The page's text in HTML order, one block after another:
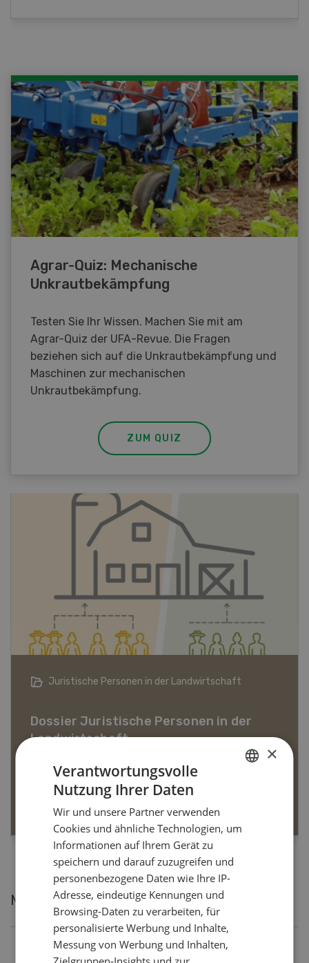
Agrar-Quiz: Mechanische
Unkrautbekämpfung
Testen Sie Ihr Wissen. Machen Sie mit am
Agrar-Quiz der UFA-Revue. Die Fragen
beziehen sich auf die Unkrautbekämpfung und
Maschinen zur mechanischen
Unkrautbekämpfung.
ZUM QUIZ
Bio-Artikel
Dossier Bio-Artikel
MEHR ERFAHREN
Meistgelesene Artikel
Nutztiere
×
Verantwortungsvolle
Nutzung Ihrer Daten
Wir und unsere Partner verwenden
Cookies und ähnliche Technologien, um
Informationen auf Ihrem Gerät zu
speichern und darauf zuzugreifen und
personenbezogene Daten wie Ihre IP-
Adresse, eindeutige Kennungen und
Browsing-Daten zu verarbeiten, für
personalisierte Werbung und Inhalte,
Messung von Werbung und Inhalten,